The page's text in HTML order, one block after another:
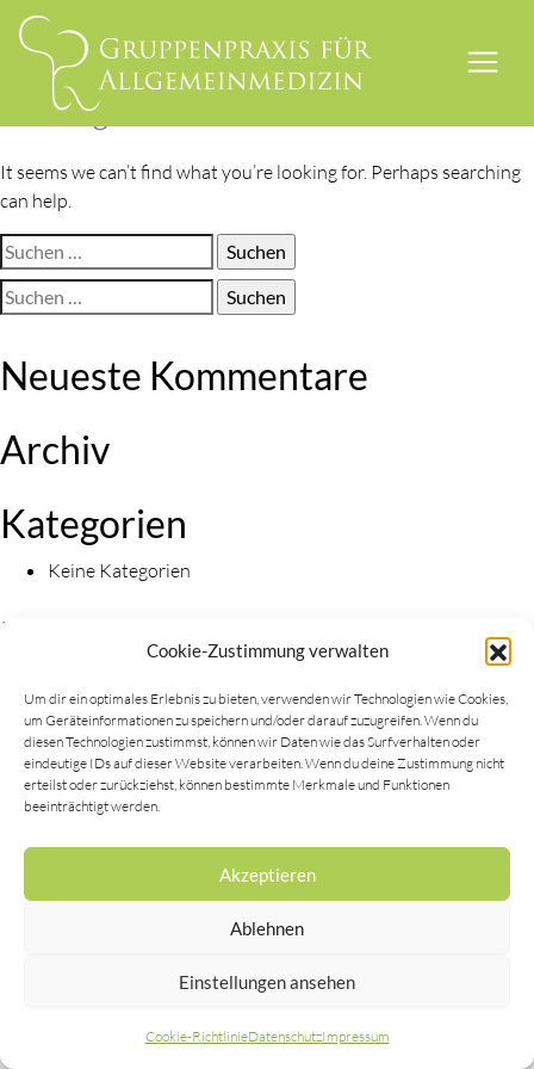
Cookie-Zustimmung verwalten
Um dir ein optimales Erlebnis zu bieten, verwenden wir Technologien wie Cookies,
um Geräteinformationen zu speichern und/oder darauf zuzugreifen. Wenn du
diesen Technologien zustimmst, können wir Daten wie das Surfverhalten oder
eindeutige IDs auf dieser Website verarbeiten. Wenn du deine Zustimmung nicht
erteilst oder zurückziehst, können bestimmte Merkmale und Funktionen
beeinträchtigt werden.
Akzeptieren
Ablehnen
Einstellungen ansehen
Cookie-RichtlinieDatenschutzImpressum
Skip
content
Nothing Found
It seems we can’t find what you’re looking for. Perhaps searching
can help.
Suchen
nach:
Suchen
nach:
Neueste Kommentare
Archiv
Kategorien
Keine Kategorien
Meta
Eintrags-Feed
Kommentar-Feed
WordPress.org
Impressum|Datenschutz